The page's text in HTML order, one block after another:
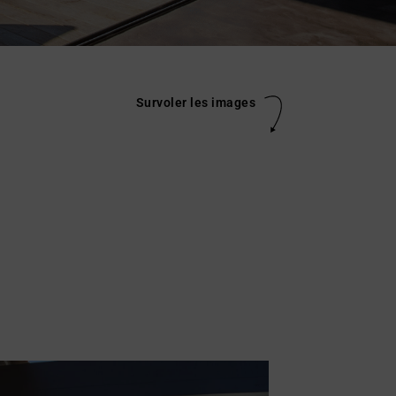
Survoler les images